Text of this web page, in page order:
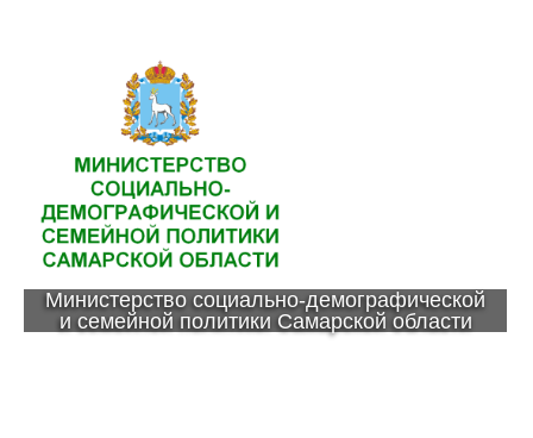
Министерство социально-демографической
и семейной политики Самарской области